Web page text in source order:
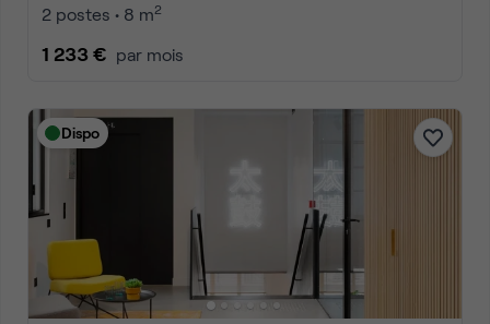
2 postes • 8 m2
1 233 € par mois
Dispo